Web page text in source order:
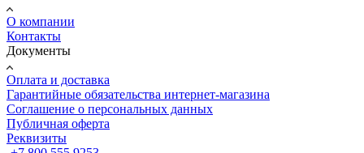
О компании
Контакты
Документы
Оплата и доставка
Гарантийные обязательства интернет-магазина
Соглашение о персональных данных
Публичная оферта
Реквизиты